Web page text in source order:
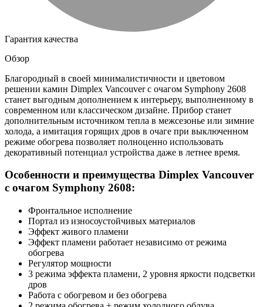
Гарантия качества
Обзор
Благородный в своей минималистичности и цветовом
решении камин Dimplex Vancouver с очагом Symphony 2608
станет выгодным дополнением к интерьеру, выполненному в
современном или классическом дизайне. Прибор станет
дополнительным источником тепла в межсезонье или зимние
холода, а имитация горящих дров в очаге при выключенном
режиме обогрева позволяет полноценно использовать
декоративный потенциал устройства даже в летнее время.
Особенности и преимущества Dimplex Vancouver
с очагом Symphony 2608:
Фронтальное исполнение
Портал из износоустойчивых материалов
Эффект живого пламени
Эффект пламени работает независимо от режима
обогрева
Регулятор мощности
3 режима эффекта пламени, 2 уровня яркости подсветки
дров
Работа с обогревом и без обогрева